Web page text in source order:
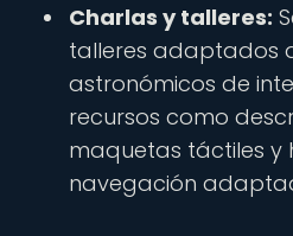
Charlas y talleres:
talleres adaptados
astronómicos de
recursos como
maquetas táctiles y
navegación